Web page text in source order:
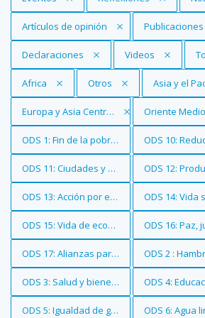
Eliminar filtro
Artículos de opinión Eliminar filtro
Publicaciones
Eliminar filtro
Declaraciones Eliminar filtro
Videos
Eliminar filtro
Africa Eliminar filtro
Otros Eliminar
Asia y el
Eliminar filtro
Europa y Asia Central Eliminar filtro
Oriente Medio
Eliminar filtro
ODS 1: Fin de la pobreza Eliminar filtro
ODS 10:
Eliminar filtro
ODS 11: Ciudades y comunidadesEliminar filtro
ODS 12:
Eliminar filtro
ODS 13: Acción por el clima Eliminar filtro
ODS 14: Vida
Eliminar filtro
ODS 15: Vida de ecosistemas terrestres
Eliminar filtro
ODS 16:
Eliminar filtro
ODS 17: Alianzas para lograr los objetivos
Eliminar filtro
ODS 2 :
Eliminar filtro
ODS 3: Salud y bienestar Eliminar filtro
ODS 4:
Eliminar filtro
ODS 5: Igualdad de género Eliminar filtro
ODS 6: Agua